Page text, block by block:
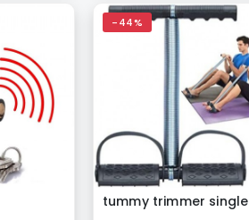
-44%
tummy trimmer single